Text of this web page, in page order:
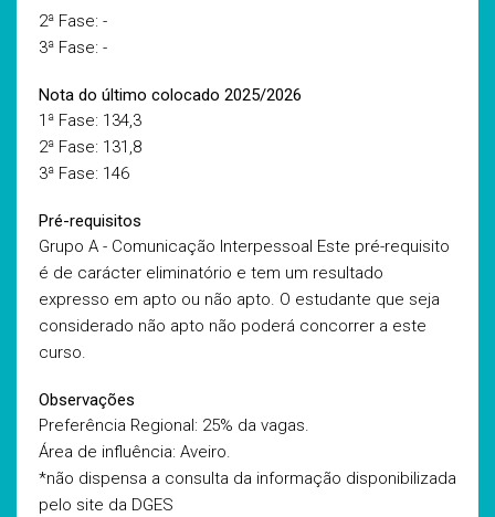
2ª Fase: -
3ª Fase: -
Nota do último colocado 2025/2026
1ª Fase: 134,3
2ª Fase: 131,8
3ª Fase: 146
Pré-requisitos
Grupo A - Comunicação Interpessoal Este pré-requisito
é de carácter eliminatório e tem um resultado
expresso em apto ou não apto. O estudante que seja
considerado não apto não poderá concorrer a este
curso.
Observações
Preferência Regional: 25% da vagas.
Área de influência: Aveiro.
*não dispensa a consulta da informação disponibilizada
pelo site da DGES